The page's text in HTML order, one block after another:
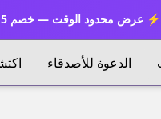
⚡ عرض محدود الوقت — خصم 15%
الدعوة للأصدقاء